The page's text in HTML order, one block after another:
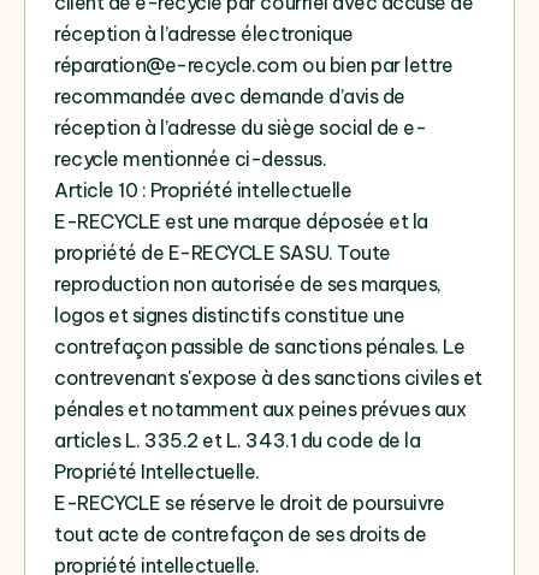
réception à l’adresse électronique
réparation@e-recycle.com ou bien par lettre
recommandée avec demande d’avis de
réception à l’adresse du siège social de e-
recycle mentionnée ci-dessus.
Article 10 : Propriété intellectuelle
E-RECYCLE est une marque déposée et la
propriété de E-RECYCLE SASU. Toute
reproduction non autorisée de ses marques,
logos et signes distinctifs constitue une
contrefaçon passible de sanctions pénales. Le
contrevenant s'expose à des sanctions civiles et
pénales et notamment aux peines prévues aux
articles L. 335.2 et L. 343.1 du code de la
Propriété Intellectuelle.
E-RECYCLE se réserve le droit de poursuivre
tout acte de contrefaçon de ses droits de
propriété intellectuelle.